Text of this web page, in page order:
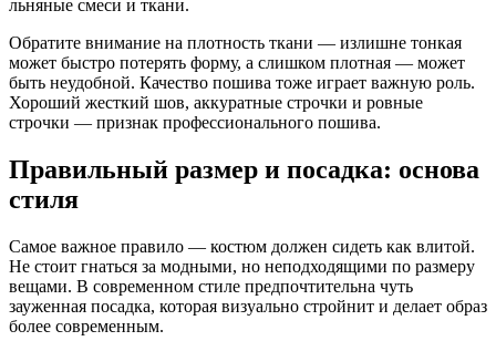
льняные смеси и ткани.
Обратите внимание на плотность ткани — излишне тонкая
может быстро потерять форму, а слишком плотная — может
быть неудобной. Качество пошива тоже играет важную роль.
Хороший жесткий шов, аккуратные строчки и ровные
строчки — признак профессионального пошива.
Правильный размер и посадка: основа
стиля
Самое важное правило — костюм должен сидеть как влитой.
Не стоит гнаться за модными, но неподходящими по размеру
вещами. В современном стиле предпочтительна чуть
зауженная посадка, которая визуально стройнит и делает образ
более современным.